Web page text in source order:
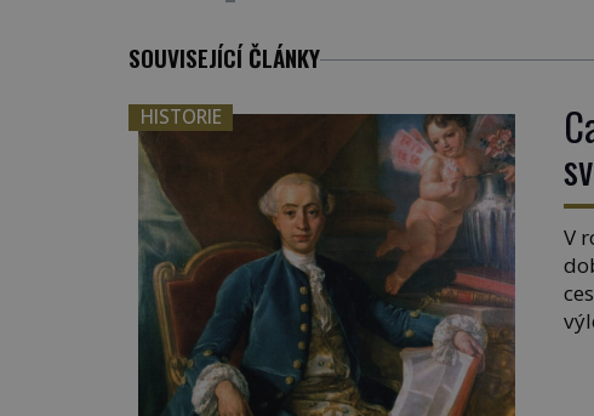
SOUVISEJÍCÍ ČLÁNKY
HISTORIE
V